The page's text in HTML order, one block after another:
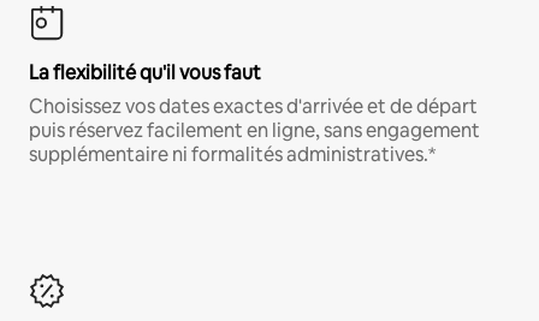
La flexibilité qu'il vous faut
Choisissez vos dates exactes d'arrivée et de départ
puis réservez facilement en ligne, sans engagement
supplémentaire ni formalités administratives.*